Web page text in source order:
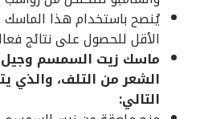
يُنصح باستخدام هذا
الأقل للحصول على نتائج
ماسك زيت السمسم وجيل
الشعر من التلف، والذي
التالي: